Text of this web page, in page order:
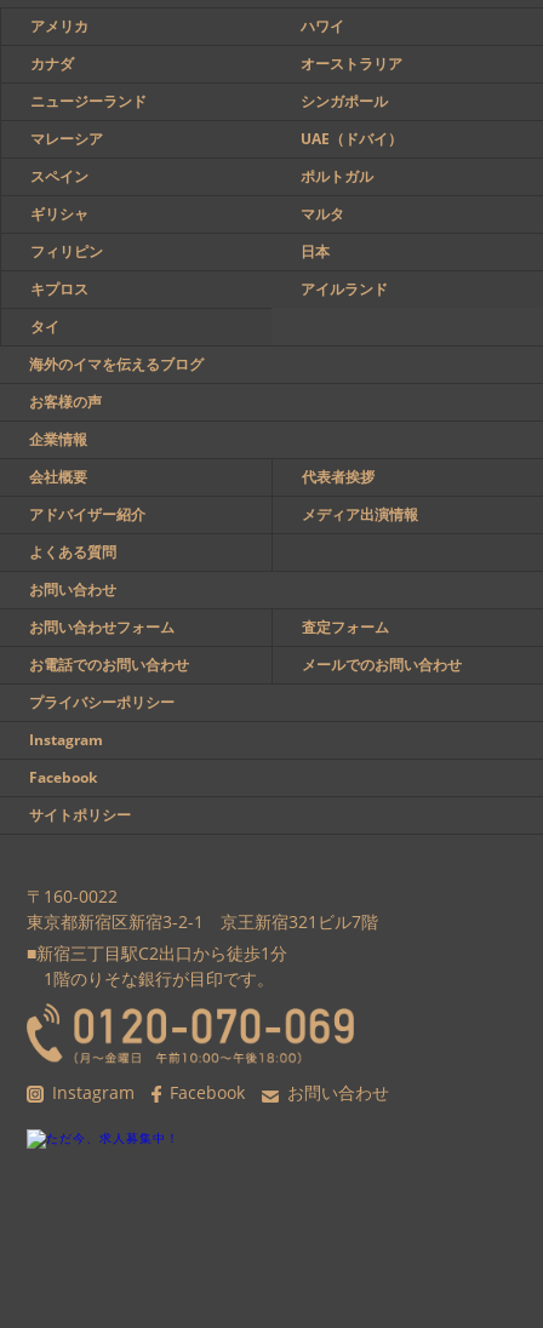
〒160-0022
東京都新宿区新宿3-2-1 京王新宿321ビル7階
■新宿三丁目駅C2出口から徒歩1分
1階のりそな銀行が目印です。
Instagram Facebook お問い合わせ
アメリカ
ハワイ
カナダ
オーストラリア
ニュージーランド
シンガポール
マレーシア
UAE（ドバイ）
スペイン
ポルトガル
ギリシャ
マルタ
フィリピン
日本
キプロス
アイルランド
タイ
海外のイマを伝えるブログ
お客様の声
企業情報
会社概要
代表者挨拶
アドバイザー紹介
メディア出演情報
よくある質問
お問い合わせ
お問い合わせフォーム
査定フォーム
お電話でのお問い合わせ
メールでのお問い合わせ
プライバシーポリシー
Instagram
Facebook
サイトポリシー